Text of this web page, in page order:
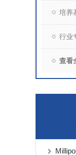
培养
行业
查看